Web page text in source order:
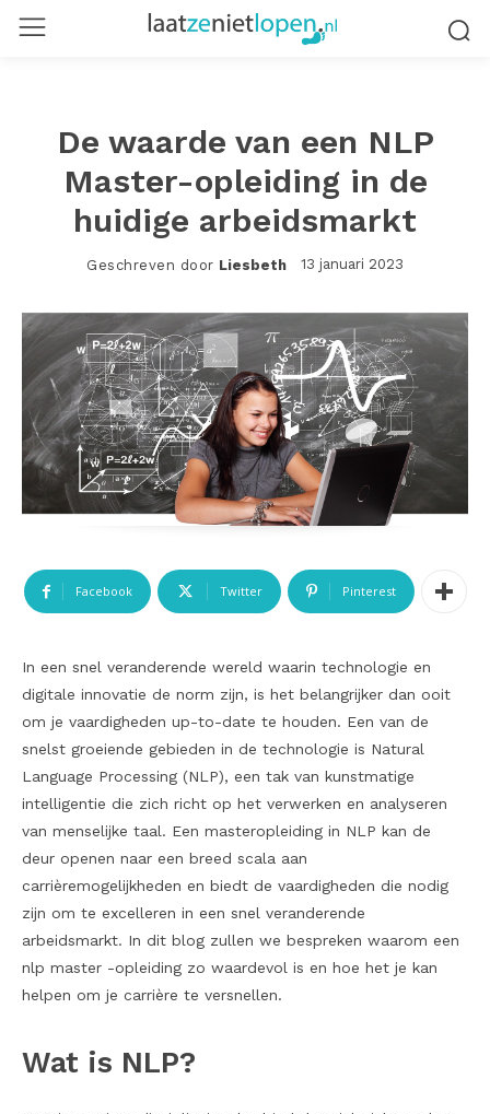
De waarde van een NLP
Master-opleiding in de
huidige arbeidsmarkt
Geschreven door Liesbeth 13 januari 2023
Facebook Twitter Pinterest
In een snel veranderende wereld waarin technologie en
digitale innovatie de norm zijn, is het belangrijker dan ooit
om je vaardigheden up-to-date te houden. Een van de
snelst groeiende gebieden in de technologie is Natural
Language Processing (NLP), een tak van kunstmatige
intelligentie die zich richt op het verwerken en analyseren
van menselijke taal. Een masteropleiding in NLP kan de
deur openen naar een breed scala aan
carrièremogelijkheden en biedt de vaardigheden die nodig
zijn om te excelleren in een snel veranderende
arbeidsmarkt. In dit blog zullen we bespreken waarom een
nlp master -opleiding zo waardevol is en hoe het je kan
helpen om je carrière te versnellen.
Wat is NLP?